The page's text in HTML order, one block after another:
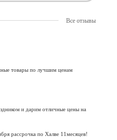
Все отзывы
товары по лучшим ценам
и дарим отличные цены на
рассрочка по Халве 11месяцев!